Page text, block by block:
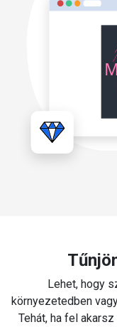
Lehet, hogy
környezetedben
Tehát, ha fel